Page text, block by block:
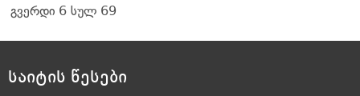
გვერდი 6 სულ 69
საიტის წესები